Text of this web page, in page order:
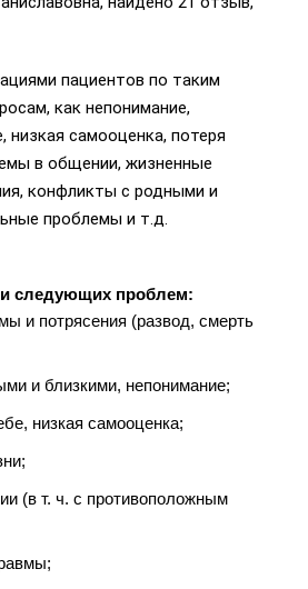
пациентов по таким
как непонимание,
низкая самооценка, потеря
в общении, жизненные
конфликты с родными и
проблемы и т.д.
следующих проблем:
и потрясения (развод, смерть
и близкими, непонимание;
низкая самооценка;
(в т. ч. с противоположным